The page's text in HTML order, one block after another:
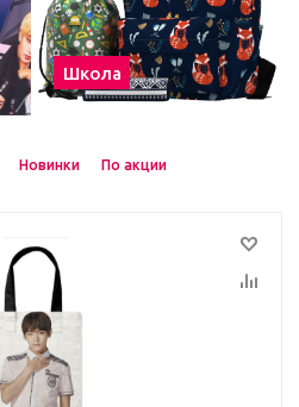
Школа
Новинки По акции